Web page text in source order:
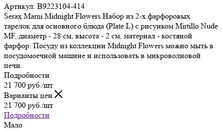
Артикул: B9223104-414
Serax Marni Midnight Flowers Набор из 2-х фарфоровых
тарелок для основного блюда (Plate L) с рисунком Mirtillo Nude
MF, диаметр - 28 см, высота - 2 см, материал - костяной
фарфор. Посуду из коллекции Midnight Flowers можно мыть в
посудомоечной машине и использовать в микроволновой
печи.
Подробности
21 700 руб. /шт
Варианты цен
21 700 руб. /шт
Подробности
Мало